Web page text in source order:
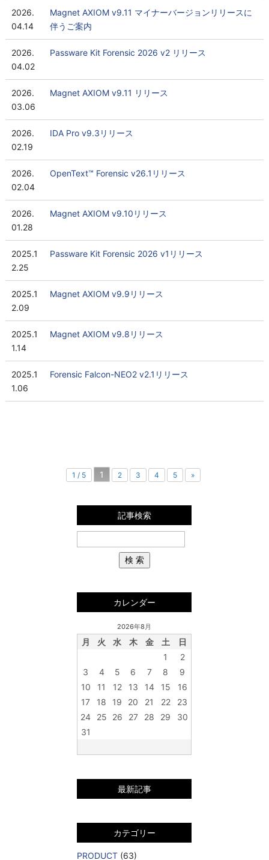
2026.
04.14
Magnet AXIOM v9.11 マイナーバージョンリリースに
伴うご案内
2026.
04.02
Passware Kit Forensic 2026 v2 リリース
2026.
03.06
Magnet AXIOM v9.11 リリース
2026.
02.19
IDA Pro v9.3リリース
2026.
02.04
OpenText™ Forensic v26.1リリース
2026.
01.28
Magnet AXIOM v9.10リリース
2025.1
2.25
Passware Kit Forensic 2026 v1リリース
2025.1
2.09
Magnet AXIOM v9.9リリース
2025.1
1.14
Magnet AXIOM v9.8リリース
2025.1
1.06
Forensic Falcon-NEO2 v2.1リリース
1 / 5 1 2 3 4 5 »
記事検索
カレンダー
2026年8月
月 火 水 木 金 土
日
1
2
3
4 5 6 7 8
9
10
11 12 13 14 15
16
17
18 19 20 21 22
23
24
25 26 27 28 29
30
31
最新記事
カテゴリー
PRODUCT (63)